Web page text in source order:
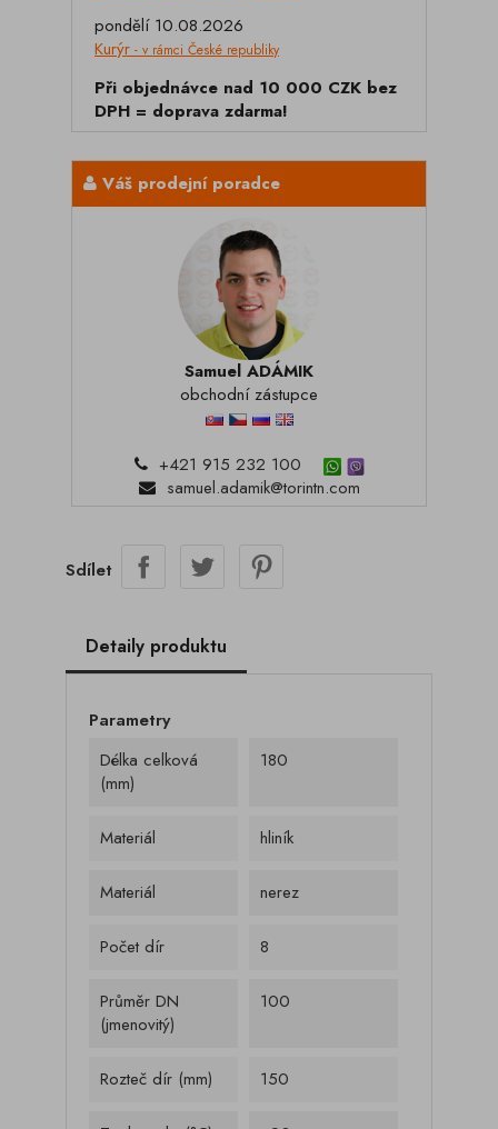
pondělí 10.08.2026
Kurýr - v rámci České republiky
Při objednávce nad 10 000 CZK bez
DPH = doprava zdarma!
Váš prodejní poradce
Samuel ADÁMIK
obchodní zástupce
+421 915 232 100
samuel.adamik@torintn.com
Sdílet
Detaily produktu
Parametry
Délka celková
(mm)
180
Materiál hliník
Materiál nerez
Počet dír 8
Průměr DN
(jmenovitý)
100
Rozteč dír (mm) 150